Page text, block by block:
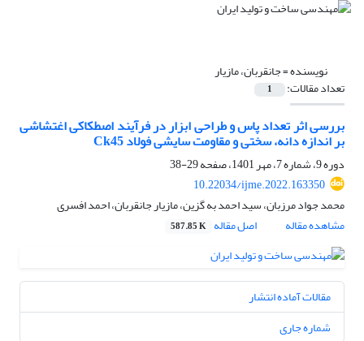
نویسنده =جانقربان، مازیار
تعداد مقالات: 1
بررسی اثر تعداد پاس و طراحی ابزار در فرآیند اصطکاکی اغتشاشی
بر اندازه دانه، سختی و مقاومت سایشی فولاد Ck45
دوره 9، شماره 7، مهر 1401، صفحه
29-38
10.22034/ijme.2022.163350
محمد جواد مرزبان، سید احمد به گزین، مازیار جانقربان، احمد افسری
مشاهده مقاله
اصل مقاله 587.85 K
مقالات آماده انتشار
شماره جاری